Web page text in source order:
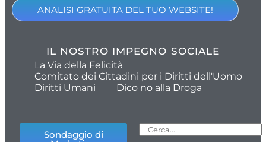
ANALISI GRATUITA DEL TUO WEBSITE!
IL NOSTRO IMPEGNO SOCIALE
La Via della Felicità
Comitato dei Cittadini per i Diritti dell'Uomo
Diritti Umani
Dico no alla Droga
Sondaggio di